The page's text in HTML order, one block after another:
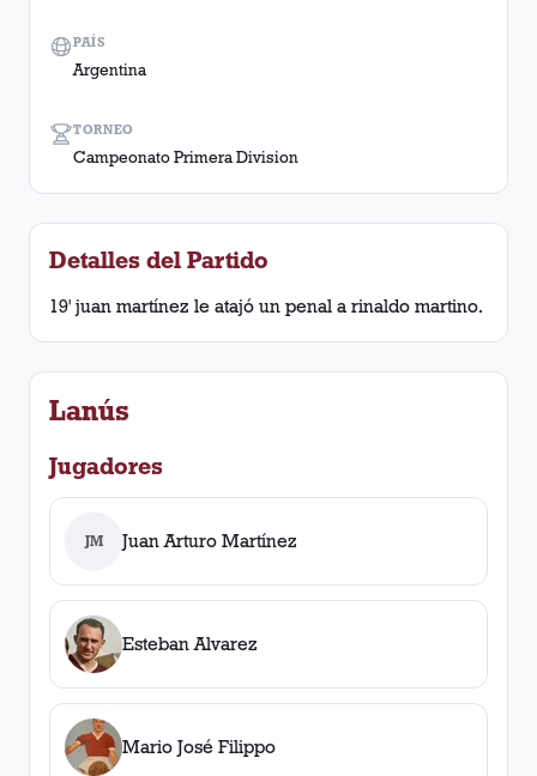
TORNEO
Campeonato Primera Division
PAÍS
Argentina
Detalles del Partido
19' juan martínez le atajó un penal a rinaldo martino.
Lanús
Jugadores
JM Juan Arturo Martínez
Esteban Alvarez
Mario José Filippo